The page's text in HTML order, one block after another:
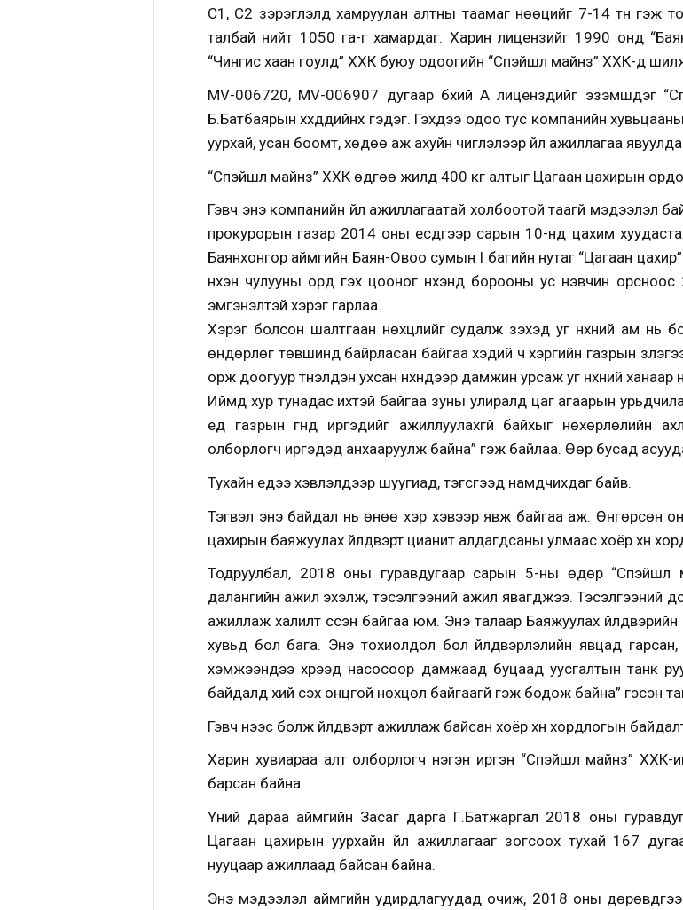
С1, С2 зэрэглэлд хамруулан алтны таамаг нөөцийг 7-14 тн гэж
талбай нийт 1050 га-г хамардаг. Харин лицензийг 1990 онд
“Чингис хаан гоулд” ХХК буюу одоогийн “Спэйшл майнз” ХХК-д
MV-006720, MV-006907 дугаар бүхий А лицензүүдийг эзэмшдэг
Б.Батбаярын хүүхдүүдийнх гэдэг. Гэхдээ одоо тус компанийн
уурхай, усан боомт, хөдөө аж ахуйн чиглэлээр үйл ажиллагаа
“Спэйшл майнз” ХХК өдгөө жилд 400 кг алтыг Цагаан цахирын
Гэвч энэ компанийн үйл ажиллагаатай холбоотой таагүй мэдээлэл
прокурорын газар 2014 оны есдүгээр сарын 10-нд цахим хуудастаа
Баянхонгор аймгийн Баян-Овоо сумын I багийн нутаг “Цагаан
нүхэн чулууны орд гэх цооног нүхэнд борооны ус нэвчин орсноос
эмгэнэлтэй хэрэг гарлаа.
Хэрэг болсон шалтгаан нөхцлийг судалж үзэхэд уг нүхний ам нь
өндөрлөг төвшинд байрласан байгаа хэдий ч хэргийн газрын
орж доогуур түнэлдэн ухсан нүхнүүдээр дамжин урсаж уг нүхний
Иймд хур тунадас ихтэй байгаа зуны улиралд цаг агаарын
үед газрын гүнд иргэдийг ажиллуулахгүй байхыг нөхөрлөлийн
олборлогч иргэдэд анхааруулж байна” гэж байлаа. Өөр бусад
Тухайн үедээ хэвлэлүүдээр шуугиад, тэгсгээд намдчихдаг байв.
Тэгвэл энэ байдал нь өнөө хэр хэвээр явж байгаа аж. Өнгөрсөн
цахирын баяжуулах үйлдвэрт цианит алдагдсаны улмаас хоёр хүн
Тодруулбал, 2018 оны гуравдугаар сарын 5-ны өдөр “Спэйшл
далангийн ажил эхэлж, тэсэлгээний ажил явагджээ. Тэсэлгээний
ажиллаж халилт үүссэн байгаа юм. Энэ талаар Баяжуулах
хувьд бол бага. Энэ тохиолдол бол үйлдвэрлэлийн явцад гарсан,
хэмжээндээ хүрээд насосоор дамжаад буцаад уусгалтын танк
байдалд хий үүсэх онцгой нөхцөл байгаагүй гэж бодож байна” гэсэн
Гэвч үүнээс болж үйлдвэрт ажиллаж байсан хоёр хүн хордлогын
Харин хувиараа алт олборлогч нэгэн иргэн “Спэйшл майнз” ХХК-
барсан байна.
Үүний дараа аймгийн Засаг дарга Г.Батжаргал 2018 оны
Цагаан цахирын уурхайн үйл ажиллагааг зогсоох тухай 167
нууцаар ажиллаад байсан байна.
Энэ мэдээлэл аймгийн удирдлагуудад очиж, 2018 оны